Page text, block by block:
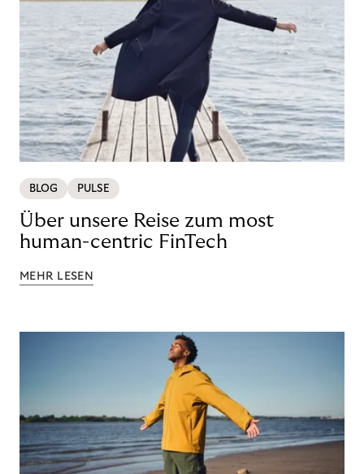
BLOG PULSE
Über unsere Reise zum most
human-centric FinTech
MEHR LESEN